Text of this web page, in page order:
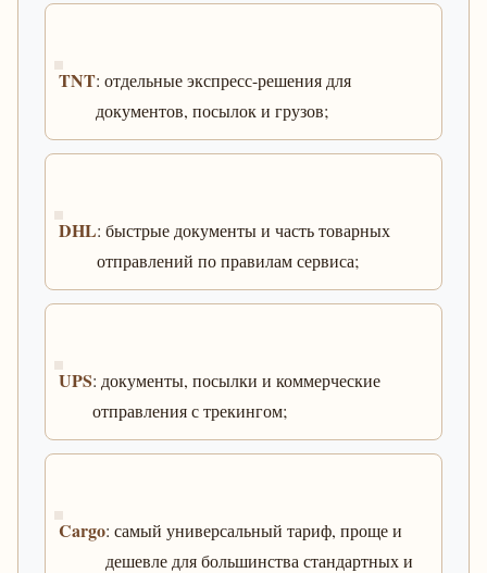
TNT: отдельные экспресс-решения для
документов, посылок и грузов;
DHL: быстрые документы и часть товарных
отправлений по правилам сервиса;
UPS: документы, посылки и коммерческие
отправления с трекингом;
Cargo: самый универсальный тариф, проще и
дешевле для большинства стандартных и